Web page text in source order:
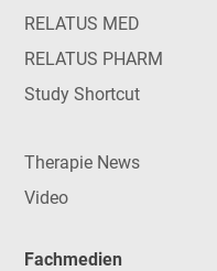
RELATUS MED
RELATUS PHARM
Study Shortcut
Therapie News
Video
Fachmedien